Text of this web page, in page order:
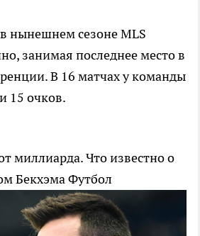
нынешнем сезоне MLS
занимая последнее место в
В 16 матчах у команды
15 очков.
миллиарда. Что известно о
БекхэмаФутбол